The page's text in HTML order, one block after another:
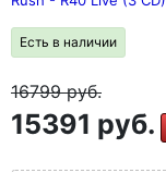
Есть в наличии
16799руб.
15391 руб.